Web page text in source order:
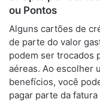
ou Pontos
Alguns cartões de
de parte do valor
podem ser trocados
aéreas. Ao escolher
benefícios, você
pagar parte da